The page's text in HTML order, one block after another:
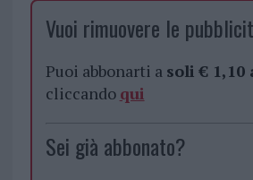
Vuoi rimuovere le
Puoi abbonarti a soli € 1,10
cliccando qui
Sei già abbonato?